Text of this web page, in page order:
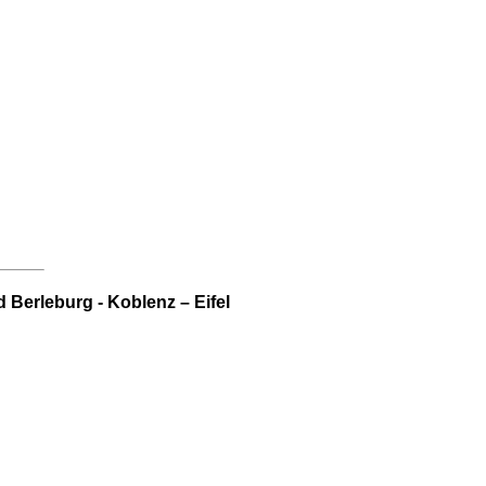
Berleburg - Koblenz – Eifel